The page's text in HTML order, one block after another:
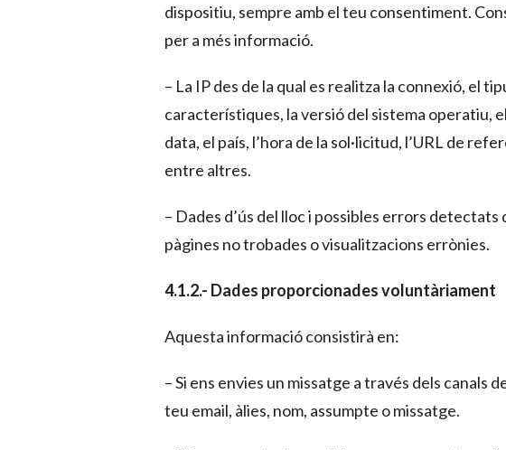
dispositiu, sempre amb el teu consentiment.
per a més informació.
– La IP des de la qual es realitza la connexió, el
característiques, la versió del sistema operatiu,
data, el país, l’hora de la sol·licitud, l’URL de
entre altres.
– Dades d’ús del lloc i possibles errors
pàgines no trobades o visualitzacions errònies.
4.1.2.- Dades proporcionades voluntàriament
Aquesta informació consistirà en:
– Si ens envies un missatge a través dels canals
teu email, àlies, nom, assumpte o missatge.